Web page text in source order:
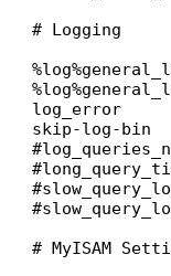
# Logging
log_error
skip-log-bin
# MyISAM